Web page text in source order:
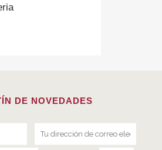
DE NOVEDADES